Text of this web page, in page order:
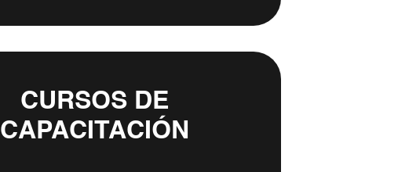
CURSOS DE
CAPACITACIÓN